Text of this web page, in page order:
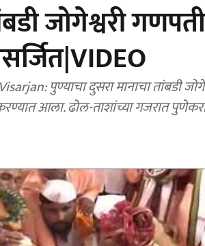
जोगेश्वरी गणपती
पुण्याचा दुसरा मानाचा तांबडी
आला. ढोल-ताशांच्या गजरात